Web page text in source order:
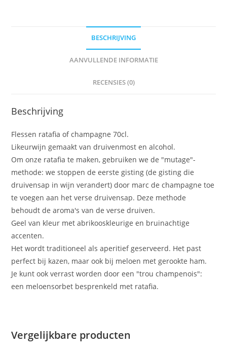
BESCHRIJVING
AANVULLENDE INFORMATIE
RECENSIES (0)
Beschrijving
Flessen ratafia of champagne 70cl.
Likeurwijn gemaakt van druivenmost en alcohol.
Om onze ratafia te maken, gebruiken we de "mutage"-
methode: we stoppen de eerste gisting (de gisting die
druivensap in wijn verandert) door marc de champagne toe
te voegen aan het verse druivensap. Deze methode
behoudt de aroma's van de verse druiven.
Geel van kleur met abrikooskleurige en bruinachtige
accenten.
Het wordt traditioneel als aperitief geserveerd. Het past
perfect bij kazen, maar ook bij meloen met gerookte ham.
Je kunt ook verrast worden door een "trou champenois":
een meloensorbet besprenkeld met ratafia.
Vergelijkbare producten